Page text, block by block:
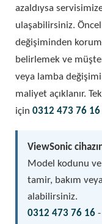
azaldıysa
ulaşabilirsiniz.
değişiminden
belirlemek ve
veya lamba
maliyet açıklanır.
için 0312 473 76 16
ViewSonic
Model kodunu ve
tamir, bakım
alabilirsiniz.
0312 473 76 16 -